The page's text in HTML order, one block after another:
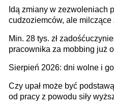
dni od ustania stosunku
Idą zmiany w zezwoleniach
cudzoziemców, ale milczące
Min. 28 tys. zł
pracownika za mobbing już
zespołu
Sierpień 2026: dni wolne i
Czy upał może być
od pracy z powodu siły